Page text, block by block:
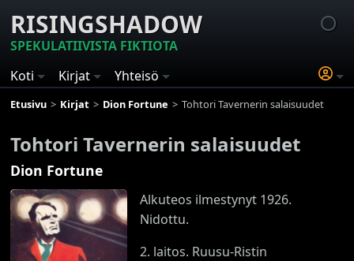
RISINGSHADOW
SPEKULATIIVISTA FIKTIOTA
Koti
Kirjat Yhteisö
Etusivu Kirjat Dion Fortune Tohtori Tavernerin salaisuudet
Tohtori Tavernerin salaisuudet
Dion Fortune
Alkuteos ilmestynyt 1926.
Nidottu.
2. laitos. Ruusu-Ristin